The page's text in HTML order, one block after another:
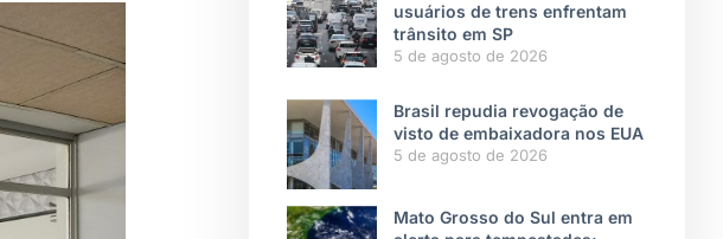
usuários de trens enfrentam
trânsito em SP
5 de agosto de 2026
Brasil repudia revogação de
visto de embaixadora nos EUA
5 de agosto de 2026
Mato Grosso do Sul entra em